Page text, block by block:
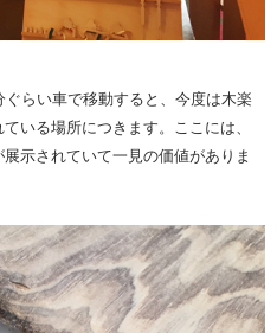
らい車で移動すると、今度は木楽
いる場所につきます。ここには、
示されていて一見の価値がありま